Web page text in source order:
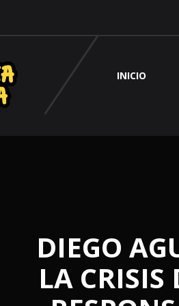
INICIO
DIEGO
LA